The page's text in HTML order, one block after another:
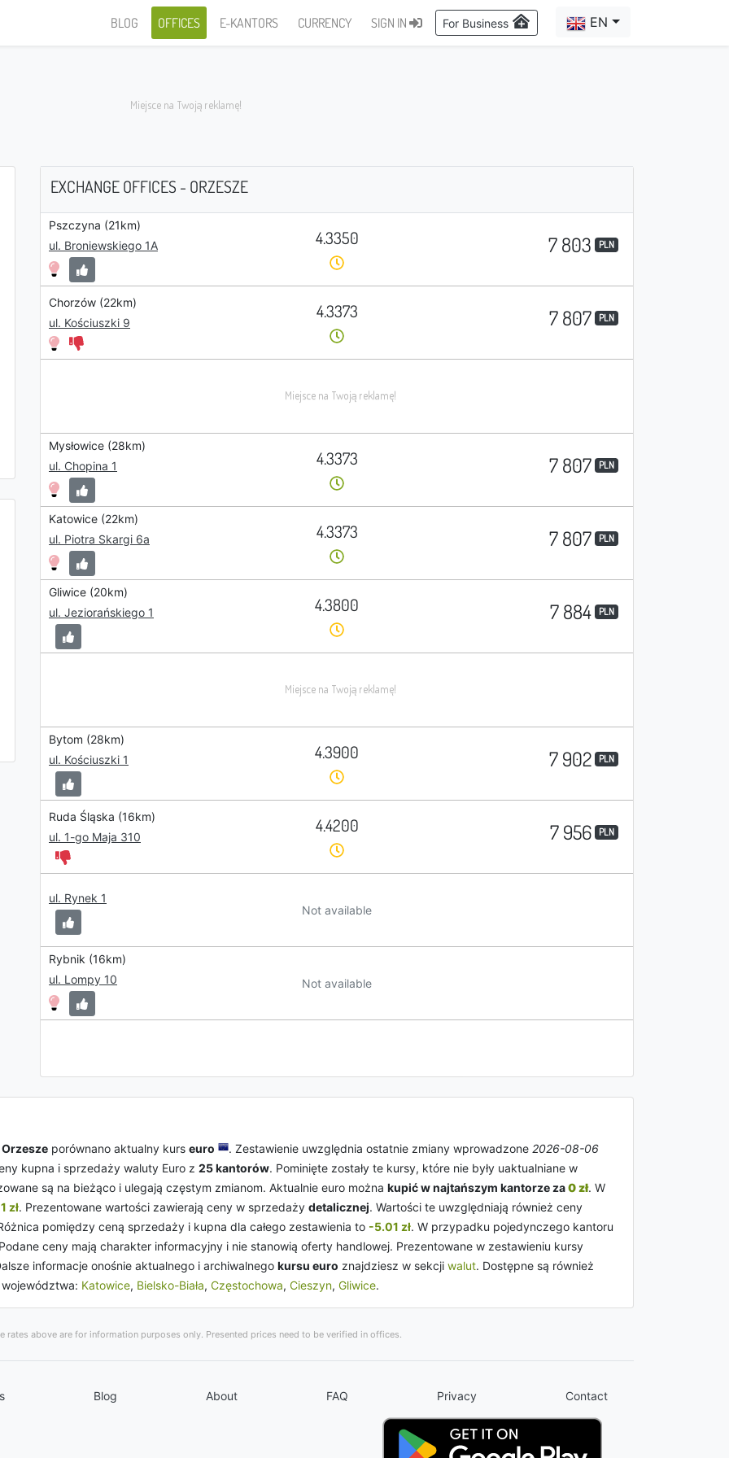
BLOG OFFICES E-KANTORS CURRENCY SIGN IN For Business EN
I sell
EXCHANGE OFFICES - ORZESZE
Pszczyna (21km)
ul. Broniewskiego 1A
4.3350 7 803 PLN
Chorzów (22km)
ul. Kościuszki 9
4.3373 7 807 PLN
Mysłowice (28km)
ul. Chopina 1
4.3373 7 807 PLN
Katowice (22km)
ul. Piotra Skargi 6a
4.3373 7 807 PLN
Gliwice (20km)
ul. Jeziorańskiego 1
4.3800 7 884 PLN
Bytom (28km)
ul. Kościuszki 1
4.3900 7 902 PLN
Ruda Śląska (16km)
ul. 1-go Maja 310
4.4200 7 956 PLN
ul. Rynek 1
Not available
Rybnik (16km)
ul. Lompy 10
Not available
Orzesze porównano aktualny kurs euro . Zestawienie uwzględnia ostatnie zmiany wprowadzone 2026-08-06
kupna i sprzedaży waluty Euro z 25 kantorów. Pominięte zostały te kursy, które nie były uaktualniane w
są na bieżąco i ulegają częstym zmianom. Aktualnie euro można kupić w najtańszym kantorze za0 zł. W
zł. Prezentowane wartości zawierają ceny w sprzedaży detalicznej. Wartości te uwzględniają również ceny
pomiędzy ceną sprzedaży i kupna dla całego zestawienia to -5.01 zł. W przypadku pojedynczego kantoru
ceny mają charakter informacyjny i nie stanowią oferty handlowej. Prezentowane w zestawieniu kursy
informacje onośnie aktualnego i archiwalnego kursu euro znajdziesz w sekcji walut. Dostępne są również
Katowice, Bielsko-Biała, Częstochowa, Cieszyn, Gliwice.
rates above are for information purposes only. Presented prices need to be verified in offices.
Blog About FAQ Privacy Contact